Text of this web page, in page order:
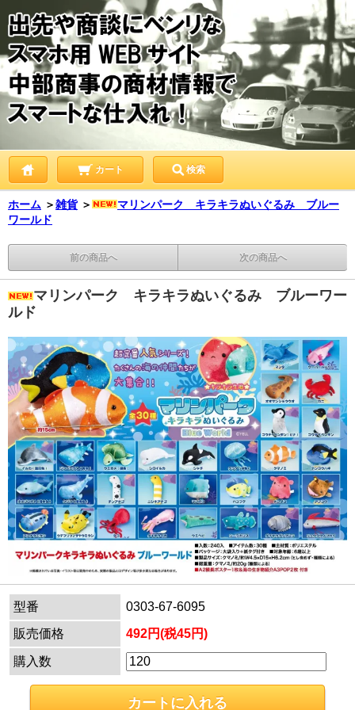
カート 検索
ホーム ＞雑貨 ＞
マリンパーク キラキラぬいぐるみ ブルー
ワールド
前の商品へ 次の商品へ
マリンパーク キラキラぬいぐるみ ブルーワー
ルド
型番
0303-67-6095
販売価格
492円(税45円)
購入数